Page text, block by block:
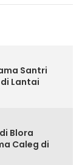
Santri
Lantai
Blora
Caleg di